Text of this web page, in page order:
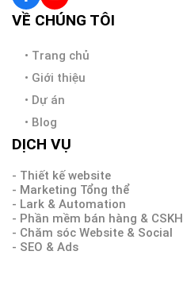
VỀ CHÚNG TÔI
• Trang chủ
• Giới thiệu
• Dự án
• Blog
DỊCH VỤ
- Thiết kế website
- Marketing Tổng thể
- Lark & Automation
- Phần mềm bán hàng & CSKH
- Chăm sóc Website & Social
- SEO & Ads